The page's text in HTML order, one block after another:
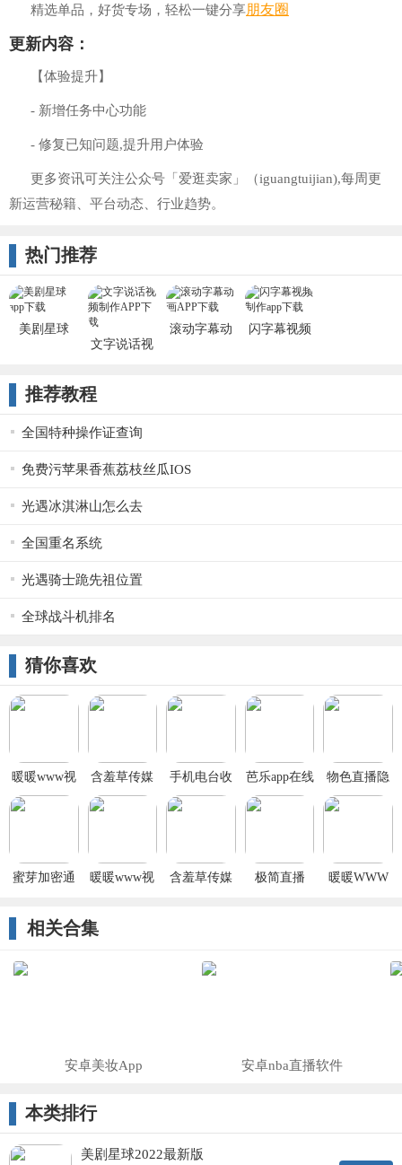
精选单品，好货专场，轻松一键分享朋友圈
更新内容：
【体验提升】
- 新增任务中心功能
- 修复已知问题,提升用户体验
更多资讯可关注公众号「爱逛卖家」（iguangtuijian),每周更
新运营秘籍、平台动态、行业趋势。
热门推荐
美剧星球
文字说话视
滚动字幕动
闪字幕视频
推荐教程
全国特种操作证查询
免费污苹果香蕉荔枝丝瓜IOS
光遇冰淇淋山怎么去
全国重名系统
光遇骑士跪先祖位置
全球战斗机排名
猜你喜欢
暖暖www视
频免费高清
最新期入口
含羞草传媒
免费进入在
线观看版每
手机电台收
音机app
芭乐app在线
网站进入
iOS手机版
物色直播隐
藏直播间app
蜜芽加密通
免费ios
暖暖www视
含羞草传媒
极简直播
暖暖WWW
相关合集
安卓美妆App 安卓nba直播软件
本类排行
美剧星球2022最新版